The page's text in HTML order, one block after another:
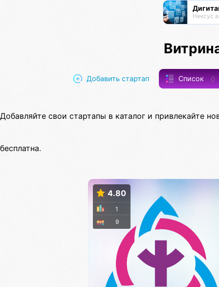
Нексус
Добавить стартап Список 0
Добавляйте свои стартапы в каталог и привлекайте
бесплатна.
4.80
9
1